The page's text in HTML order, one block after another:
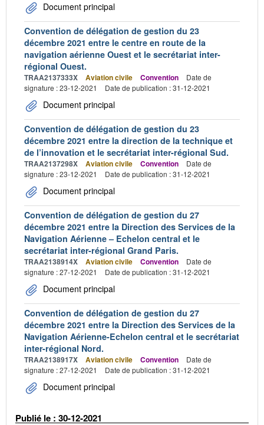
Document principal
Convention de délégation de gestion du 23
décembre 2021 entre le centre en route de la
navigation aérienne Ouest et le secrétariat inter-
régional Ouest.
TRAA2137333X Aviation civile Convention
Date de
signature : 23-12-2021
Date de publication : 31-12-2021
Document principal
Convention de délégation de gestion du 23
décembre 2021 entre la direction de la technique et
de l’innovation et le secrétariat inter-régional Sud.
TRAA2137298X Aviation civile Convention
Date de
signature : 23-12-2021
Date de publication : 31-12-2021
Document principal
Convention de délégation de gestion du 27
décembre 2021 entre la Direction des Services de la
Navigation Aérienne – Echelon central et le
secrétariat inter-régional Grand Paris.
TRAA2138914X Aviation civile Convention
Date de
signature : 27-12-2021
Date de publication : 31-12-2021
Document principal
Convention de délégation de gestion du 27
décembre 2021 entre la Direction des Services de la
Navigation Aérienne-Echelon central et le secrétariat
inter-régional Nord.
TRAA2138917X Aviation civile Convention
Date de
signature : 27-12-2021
Date de publication : 31-12-2021
Document principal
Publié le : 30-12-2021